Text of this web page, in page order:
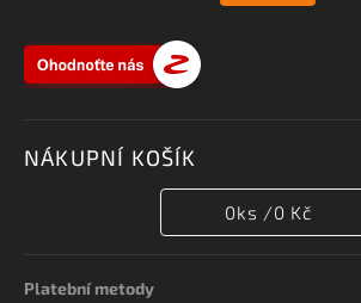
NÁKUPNÍ KOŠÍK
0ks /0 Kč
Platební metody